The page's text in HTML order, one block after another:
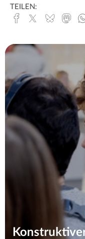
TEILEN:
Facebook
x.com Bluesky